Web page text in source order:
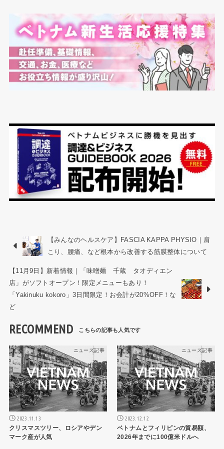
【みんなのヘルスケア】FASCIA KAPPA PHYSIO｜肩
こり、腰痛、など根本から改善する筋膜整体について
【11月9日】新着情報｜「味噌麺 千蔵 タオディエン
店」がソフトオープン！限定メニューもあり！
「Yakinuku kokoro」3日間限定！お会計が20%OFF！な
ど
RECOMMEND
ニュース記事
2023.11.13
クリスマスツリー、ロシアやデン
マーク産が人気
ニュース記事
2023.12.12
ベトナムとフィリピンの貿易額、
2026年までに100億米ドルへ